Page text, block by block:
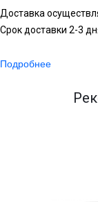
Доставка
Срок доставки 2-3
Подробнее